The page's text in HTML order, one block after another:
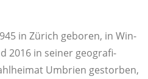
in Zürich gebo­ren, in Win­
2016 in sei­ner geo­gra­fi­
Umbri­en gestor­ben,